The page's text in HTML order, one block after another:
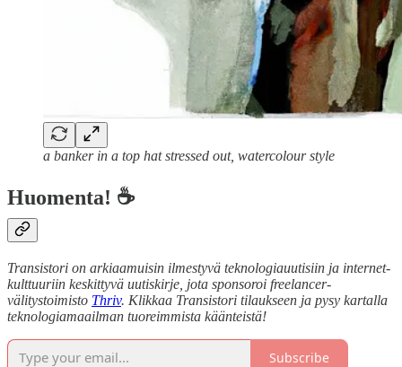
a banker in a top hat stressed out, watercolour style
Huomenta! ☕
Transistori on arkiaamuisin ilmestyvä teknologiauutisiin ja internet-
kulttuuriin keskittyvä uutiskirje, jota sponsoroi freelancer-
välitystoimisto Thriv. Klikkaa Transistori tilaukseen ja pysy kartalla
teknologiamaailman tuoreimmista käänteistä!
Subscribe